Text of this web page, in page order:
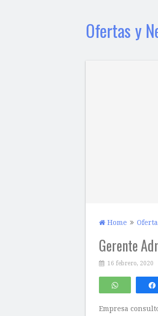
Ofertas y
Home
Gerente
16 febrero, 2020
WhatsApp
Empresa